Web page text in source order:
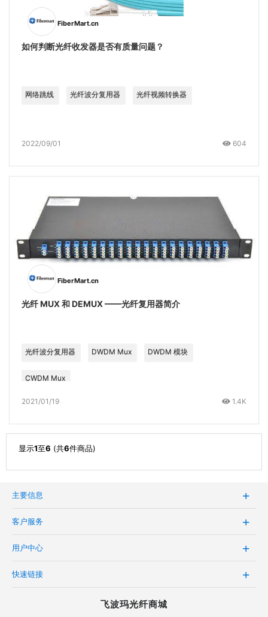
FiberMart.cn
如何判断光纤收发器是否有质量问题？
网络跳线 光纤波分复用器 光纤视频转换器
2022/09/01 604
FiberMart.cn
光纤 MUX 和 DEMUX ——光纤复用器简介
光纤波分复用器 DWDM Mux DWDM 模块
CWDM Mux
2021/01/19 1.4K
显示1至6 (共6件商品)
主要信息
客户服务
用户中心
快速链接
飞波玛光纤商城